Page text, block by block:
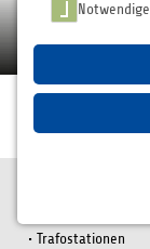
Wir haben
Zu unseren
Trafostationen
NOTWENDIGE
Notwendige